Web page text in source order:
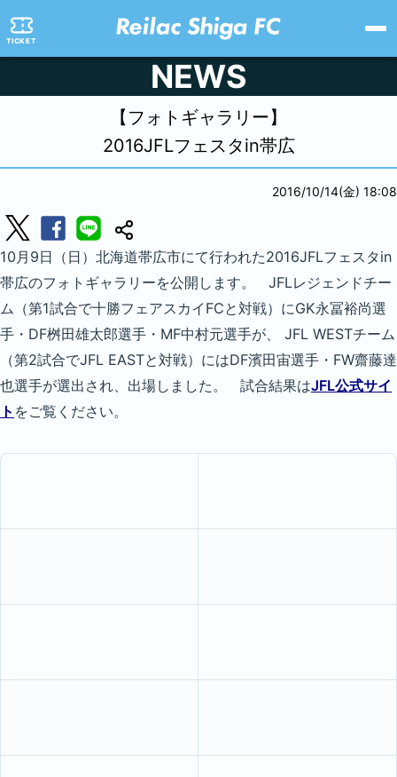
TICKET
NEWS
【フォトギャラリー】
2016JFLフェスタin帯広
2016/10/14(金) 18:08
10月9日（日）北海道帯広市にて行われた2016JFLフェスタin
帯広のフォトギャラリーを公開します。 JFLレジェンドチー
ム（第1試合で十勝フェアスカイFCと対戦）にGK永冨裕尚選
手・DF桝田雄太郎選手・MF中村元選手が、 JFL WESTチーム
（第2試合でJFL EASTと対戦）にはDF濱田宙選手・FW齋藤達
也選手が選出され、出場しました。 試合結果はJFL公式サイ
ト をご覧ください。